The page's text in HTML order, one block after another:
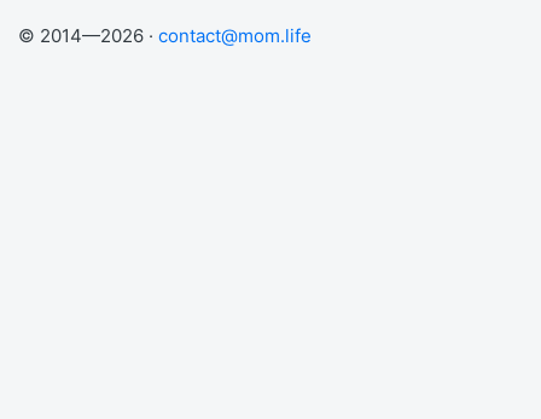
© 2014—2026 · contact@mom.life